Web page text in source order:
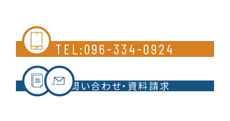
TEL:096-334-0924
お問い合わせ・資料請求